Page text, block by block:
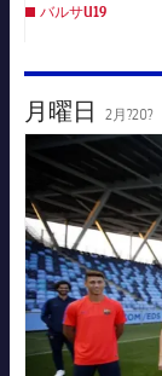
バルサU19
月曜日 2月?20?